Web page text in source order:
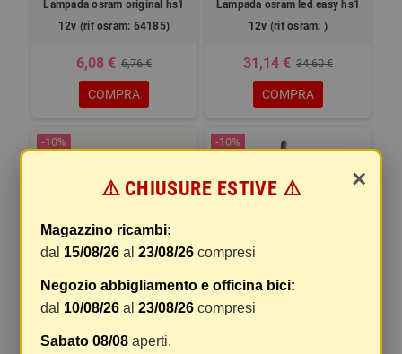
Lampada osram original hs1
12v (rif osram: 64185)
6,08 € 6,76 €
COMPRA
Lampada osram led easy hs1
12v (rif osram: )
31,14 € 34,60 €
COMPRA
-10%
LENTE RICAMBIO VETRO
-10%
Lampada osram original h4
×
⚠️ CHIUSURE ESTIVE ⚠️
Magazzino ricambi:
dal 15/08/26 al23/08/26 compresi
Negozio abbigliamento e officina bici:
dal 10/08/26 al23/08/26 compresi
Sabato 08/08 aperti.